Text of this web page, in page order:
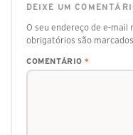
DEIXE UM
O seu endereço de e-mail
obrigatórios são
COMENTÁRIO *